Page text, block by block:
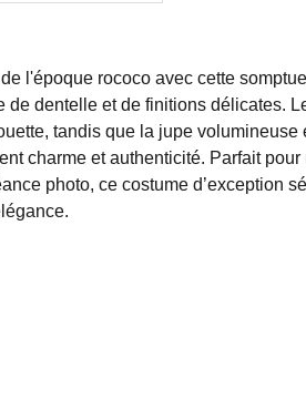
l'époque rococo avec cette
de dentelle et de finitions délicates.
tandis que la jupe volumineuse
charme et authenticité. Parfait
photo, ce costume d’exception